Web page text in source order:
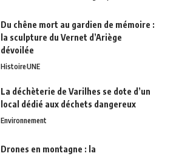
Du chêne mort au gardien de mémoire :
la sculpture du Vernet d’Ariège
dévoilée
HistoireUNE
La déchèterie de Varilhes se dote d’un
local dédié aux déchets dangereux
Environnement
Drones en montagne : la